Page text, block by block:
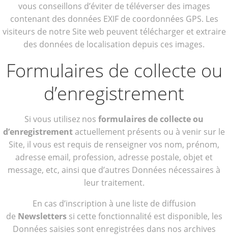
vous conseillons d’éviter de téléverser des images
contenant des données EXIF de coordonnées GPS. Les
visiteurs de notre Site web peuvent télécharger et extraire
des données de localisation depuis ces images.
Formulaires de collecte ou
d’enregistrement
Si vous utilisez nos formulaires de collecte ou
d’enregistrementactuellement présents ou à venir sur le
Site, il vous est requis de renseigner vos nom, prénom,
adresse email, profession, adresse postale, objet et
message, etc, ainsi que d’autres Données nécessaires à
leur traitement.
En cas d’inscription à une liste de diffusion
de Newsletters si cette fonctionnalité est disponible, les
Données saisies sont enregistrées dans nos archives